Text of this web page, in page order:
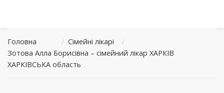
Головна / Сімейні лікарі
/
Зотова Алла Борисівна – сімейний лікар ХАРКІВ
ХАРКІВСЬКА область